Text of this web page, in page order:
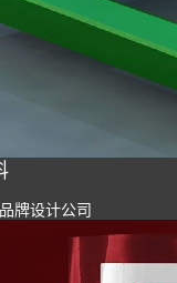
牌设计公司